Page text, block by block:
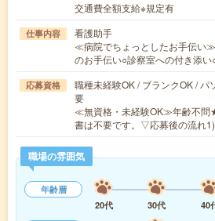
交通費全額支給※規定有
仕事内容
看護助手
≪病院でちょっとしたお手伝い
のお手伝い○診察室への付き添
応募資格
職種未経験OK / ブランクOK / パ
要
≪無資格・未経験OK≫年齢不
書は不要です。▽応募後の流れ
職場の雰囲気
年齢層
20代
30代 40